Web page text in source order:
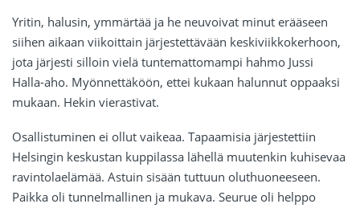
Yritin, halusin, ymmärtää ja he neuvoivat minut erääseen
siihen aikaan viikoittain järjestettävään keskiviikkokerhoon,
jota järjesti silloin vielä tuntemattomampi hahmo Jussi
Halla-aho. Myönnettäköön, ettei kukaan halunnut oppaaksi
mukaan. Hekin vierastivat.
Osallistuminen ei ollut vaikeaa. Tapaamisia järjestettiin
Helsingin keskustan kuppilassa lähellä muutenkin kuhisevaa
ravintolaelämää. Astuin sisään tuttuun oluthuoneeseen.
Paikka oli tunnelmallinen ja mukava. Seurue oli helppo